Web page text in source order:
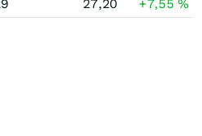
27,20 +7,55%